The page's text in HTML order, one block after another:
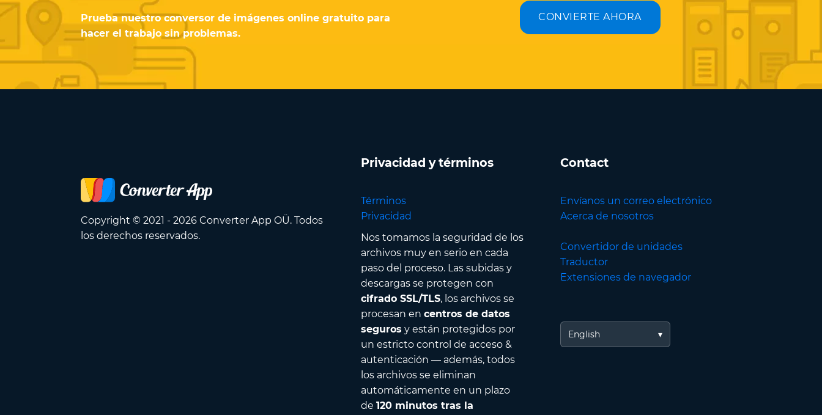
Prueba nuestro conversor de imágenes online gratuito para
hacer el trabajo sin problemas.
CONVIERTE AHORA
Copyright © 2021 - 2026 Converter App OÜ. Todos
los derechos reservados.
Privacidad y términos
Términos
Privacidad
Nos tomamos la seguridad de los
archivos muy en serio en cada
paso del proceso. Las subidas y
descargas se protegen con
cifrado SSL/TLS, los archivos se
procesan en centros de datos
seguros y están protegidos por
un estricto control de acceso &
autenticación — además, todos
los archivos se eliminan
automáticamente en un plazo
de 120 minutos tras la
Contact
Envíanos un correo electrónico
Acerca de nosotros
Convertidor de unidades
Traductor
Extensiones de navegador
English